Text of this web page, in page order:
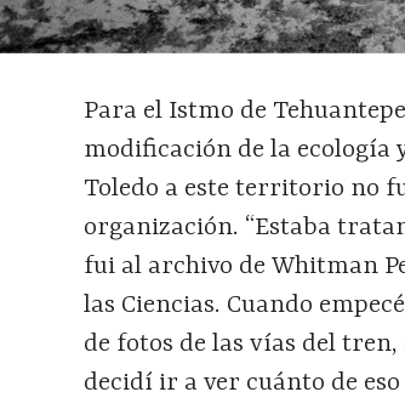
Para el Istmo de
modificación de la ecología
Toledo a este territorio no
organización. “Estaba
fui al archivo de Whitman
las Ciencias. Cuando
de fotos de las vías del tren,
decidí ir a ver cuánto de